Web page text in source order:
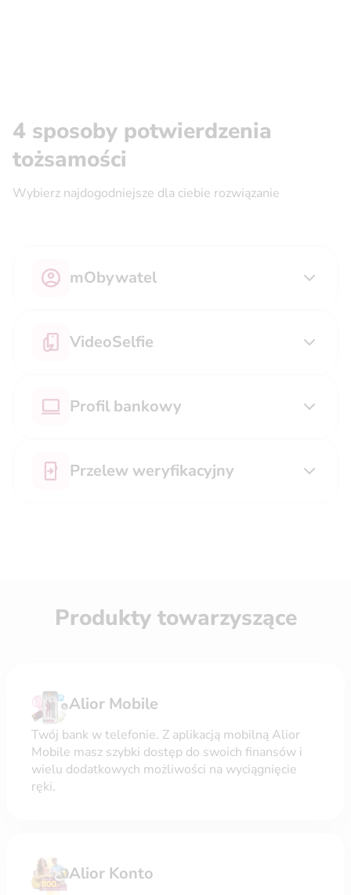
4 sposoby potwierdzenia
tożsamości
Wybierz najdogodniejsze dla ciebie rozwiązanie
mObywatel
VideoSelfie
Profil bankowy
Przelew weryfikacyjny
Produkty towarzyszące
Alior Mobile
Twój bank w telefonie. Z aplikacją mobilną Alior
Mobile masz szybki dostęp do swoich finansów i
wielu dodatkowych możliwości na wyciągnięcie
ręki.
Alior Konto